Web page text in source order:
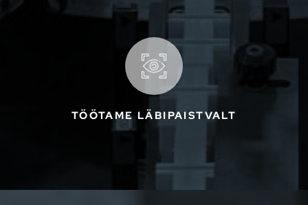
TÖÖTAME LÄBIPAISTVALT